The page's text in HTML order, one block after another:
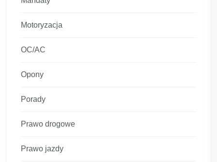
Motoryzacja
OC/AC
Opony
Porady
Prawo drogowe
Prawo jazdy